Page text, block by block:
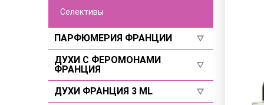
Селективы
ПАРФЮМЕРИЯ ФРАНЦИИ
Для женщин
Для мужчин
Селективы
ДУХИ С ФЕРОМОНАМИ
ФРАНЦИЯ
Селективы
ДУХИ ФРАНЦИЯ 3 ML